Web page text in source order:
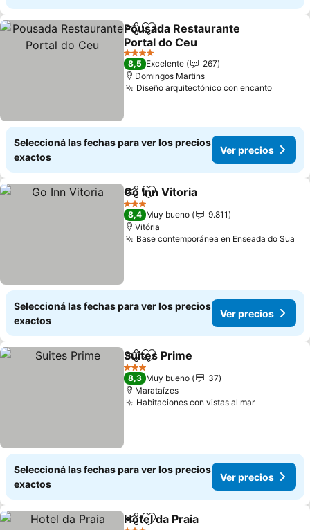
CompartirAñadir a favoritos
Pousada Restaurante
Portal do Ceu
Ver precios
4 Estrellas
8,5 Excelente
267
Domingos Martins
Diseño arquitectónico con encantoVer
Seleccioná las fechas para ver los precios
exactos
Ver precios
CompartirAñadir a favoritos
Go Inn Vitoria
3 Estrellas
8,4 Muy bueno
9.811
Vitória
Base contemporánea en Enseada do Sua
Seleccioná las fechas para ver los precios
exactos
Ver precios
CompartirAñadir a favoritos
Suites Prime
3 Estrellas
8,3 Muy bueno
37
Marataízes
Habitaciones con vistas al marVer
Seleccioná las fechas para ver los precios
exactos
Ver precios
CompartirAñadir a favoritos
Hotel da Praia